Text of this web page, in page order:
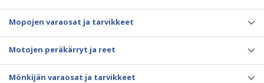
Mopojen varaosat ja tarvikkeet
Motojen peräkärryt ja reet
Mönkijän varaosat ja tarvikkeet